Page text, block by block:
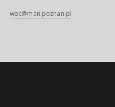
wbc@man.poznan.pl